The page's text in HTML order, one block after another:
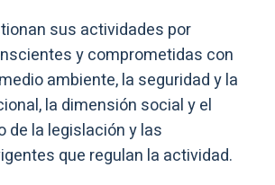
sus actividades por
y comprometidas con
ambiente, la seguridad y la
la dimensión social y el
de la legislación y las
que regulan la actividad.